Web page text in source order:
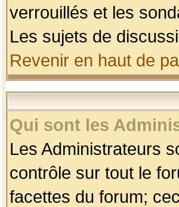
verrouillés et les
Les sujets de
Revenir en haut de
Qui sont les
Les Administrateurs
contrôle sur tout le
facettes du forum;